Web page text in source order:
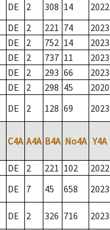
DE 2 308 14 2022
DE 2 221 74 2023
DE 2 752 14 2023
DE 2 737 11 2023
DE 2 293 66 2023
DE 2 298 45 2020
DE 2 128 69 2023
C4A A4A B4A No4A Y4A
DE 2 221 102 2022
DE 7 45 658 2023
DE 2 326 716 2023